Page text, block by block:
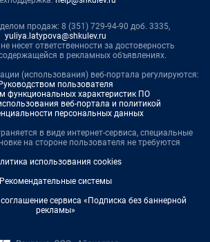
продаж: 8 (351) 729-94-90 доб. 3335,
yuliya.latypova@shkulev.ru
несет ответственности за достоверность
в рекламных объявлениях.
(использования) веб-портала регулируются:
Руководством пользователя
функциональных характеристик ПО
веб-портала и политикой
персональных данных
в виде интернет-сервиса, специальные
на стороне пользователя не требуются
использования cookies
Рекомендательные системы
сервиса «Подписка без баннерной
рекламы»